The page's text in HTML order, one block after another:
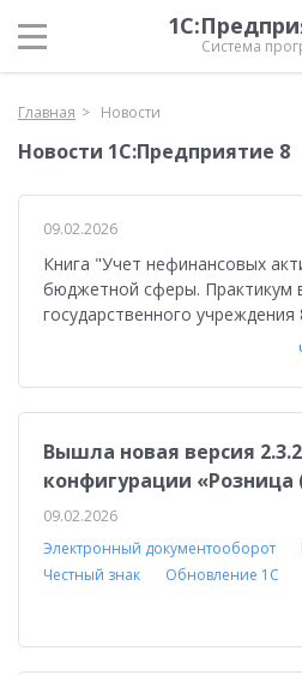
Система
Главная Новости
Новости 1С:Предприятие 8
09.02.2026
Книга "Учет нефинансовых
бюджетной сферы. Практикум
государственного
Вышла новая версия
конфигурации «Розница
09.02.2026
Электронный документооборот
Честный знак
Обновление 1С